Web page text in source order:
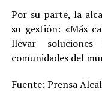
Por su parte, la
su gestión: «Más
llevar
comunidades del
Fuente: Prensa